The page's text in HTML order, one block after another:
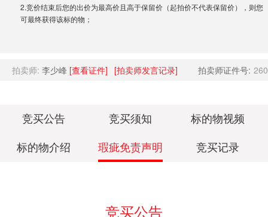
2.竞价结束后您的出价为最高价且高于保留价（起拍价不代表保留价），则您
可最终获得该标的物；
拍卖师: 李少峰 [查看证件] [拍卖师发言记录] 拍卖师证件号:
竞买公告 竞买须知 标的物视频
标的物介绍 瑕疵免责声明 竞买记录
竞买公告